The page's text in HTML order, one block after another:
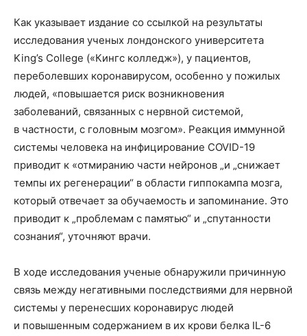
Как указывает издание со ссылкой на результаты
исследования ученых лондонского университета
King’s College («Кингс колледж»), у пациентов,
переболевших коронавирусом, особенно у пожилых
людей, «повышается риск возникновения
заболеваний, связанных с нервной системой,
в частности, с головным мозгом». Реакция иммунной
системы человека на инфицирование COVID-19
приводит к «отмиранию части нейронов „и „снижает
темпы их регенерации“ в области гиппокампа мозга,
который отвечает за обучаемость и запоминание. Это
приводит к „проблемам с памятью“ и „спутанности
сознания“, уточняют врачи.
В ходе исследования ученые обнаружили причинную
связь между негативными последствиями для нервной
системы у перенесших коронавирус людей
и повышенным содержанием в их крови белка IL-6